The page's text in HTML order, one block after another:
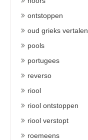
ontstoppen
oud grieks vertalen
pools
portugees
reverso
riool
riool ontstoppen
riool verstopt
roemeens